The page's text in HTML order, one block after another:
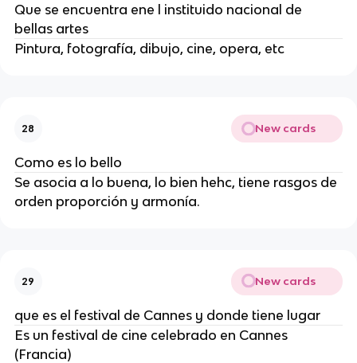
Que se encuentra ene l instituido nacional de
bellas artes
Pintura, fotografía, dibujo, cine, opera, etc
28 New cards
Como es lo bello
Se asocia a lo buena, lo bien hehc, tiene rasgos de
orden proporción y armonía.
29 New cards
que es el festival de Cannes y donde tiene lugar
Es un festival de cine celebrado en Cannes
(Francia)